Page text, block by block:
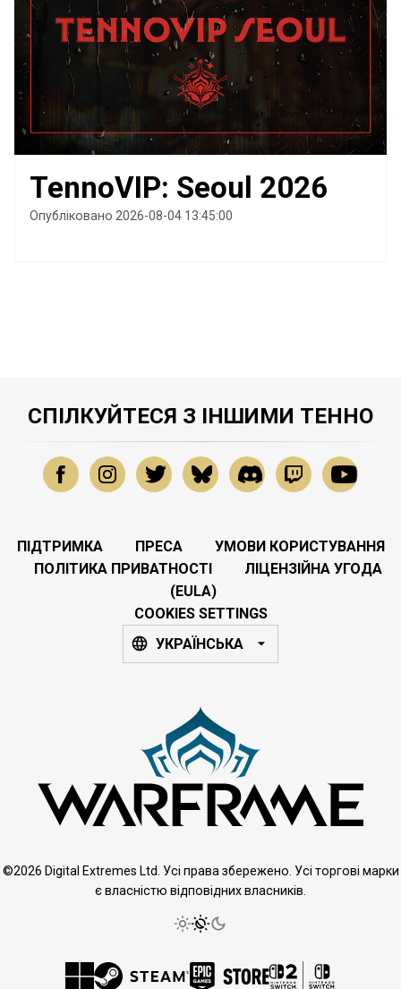
TennoVIP: Seoul 2026
Опубліковано 2026-08-04 13:45:00
СПІЛКУЙТЕСЯ З ІНШИМИ ТЕННО
ПІДТРИМКА ПРЕСА
УМОВИ КОРИСТУВАННЯ
ПОЛІТИКА ПРИВАТНОСТІ
ЛІЦЕНЗІЙНА УГОДА
(EULA)
COOKIES SETTINGS
УКРАЇНСЬКА
©2026 Digital Extremes Ltd. Усі права збережено. Усі торгові марки
є власністю відповідних власників.